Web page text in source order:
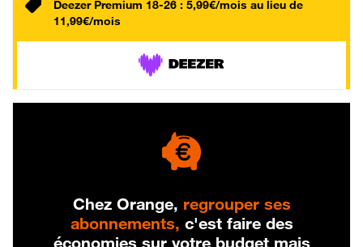
Deezer Premium 18-26 : 5,99€/mois au lieu de
11,99€/mois
Chez Orange, regrouper ses
abonnements, c'est faire des